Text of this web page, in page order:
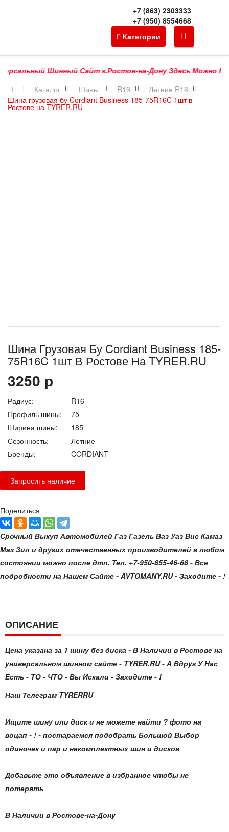
+7 (863) 2303333
+7 (950) 8554668
Категории
Шинный Сайт г.Ростов-на-Дону Здесь Можно
Каталог
Шины R16
Летние R16
Шина грузовая бу Cordiant Business 185-75R16C 1шт в
Ростове на TYRER.RU
Шина Грузовая Бу Cordiant Business 185-
75R16C 1шт В Ростове На TYRER.RU
3250 р
Радиус:
R16
Профиль шины:
75
Ширина шины:
185
Сезонность:
Летние
Бренды:
CORDIANT
Поделиться
Срочный Выкуп Автомобилей Газ Газель Ваз Уаз Вис Камаз
Маз Зил и других отечественных производителей в любом
состоянии можно после дтп. Тел. +7-950-855-46-68 - Все
подробности на Нашем Сайте - AVTOMANY.RU - Заходите - !
ОПИСАНИЕ
Цена указана за 1 шину без диска - В Наличии в Ростове на
универсальном шинном сайте - TYRER.RU - А Вдруг У Нас
Есть - ТО - ЧТО - Вы Искали - Заходите - !
Наш Телеграм TYRERRU
Ищите шину или диск и не можете найти ? фото на
воцап - ! - постараемся подобрать Большой Выбор
одиночек и пар и некомплектных шин и дисков
Добавьте это объявление в избранное чтобы не
потерять
В Наличии в Ростове-на-Дону